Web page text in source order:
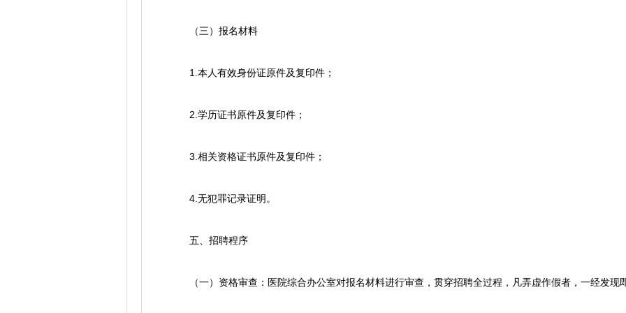
（三）报名材料
1.本人有效身份证原件及复印件；
2.学历证书原件及复印件；
3.相关资格证书原件及复印件；
4.无犯罪记录证明。
五、招聘程序
（一）资格审查：医院综合办公室对报名材料进行审查，贯穿招聘全过程，凡弄虚作假者，一经发现即